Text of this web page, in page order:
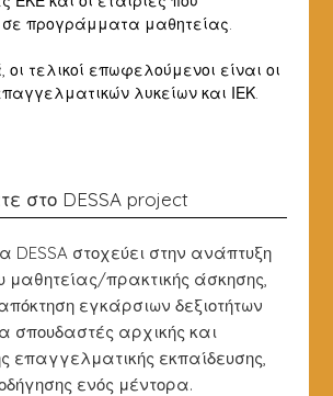
προγράμματα μαθητείας.
τελικοί επωφελούμενοι είναι οι
λυκείων και ΙΕΚ.
στο DESSA project
στοχεύει στην ανάπτυξη
μαθητείας/πρακτικής άσκησης,
εγκάρσιων δεξιοτήτων
σπουδαστές αρχικής και
επαγγελματικής εκπαίδευσης,
ενός μέντορα.